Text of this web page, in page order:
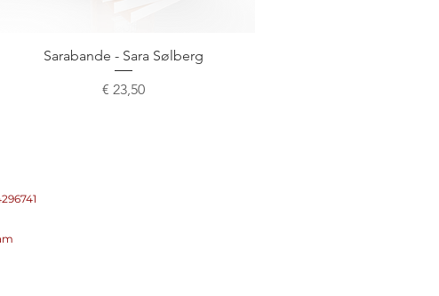
Snel overzicht
Sarabande - Sara Sølberg
Prijs
€ 23,50